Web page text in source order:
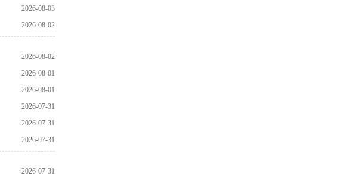
2026-08-03
2026-08-02
2026-08-02
2026-08-01
2026-08-01
2026-07-31
2026-07-31
2026-07-31
2026-07-31